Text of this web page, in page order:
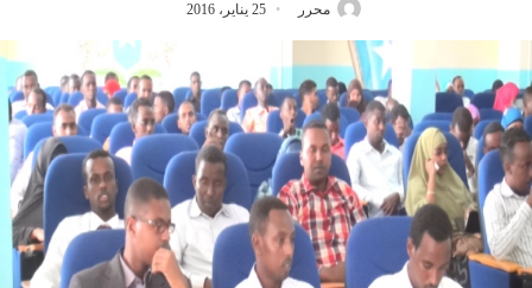
محرر 25 يناير، 2016